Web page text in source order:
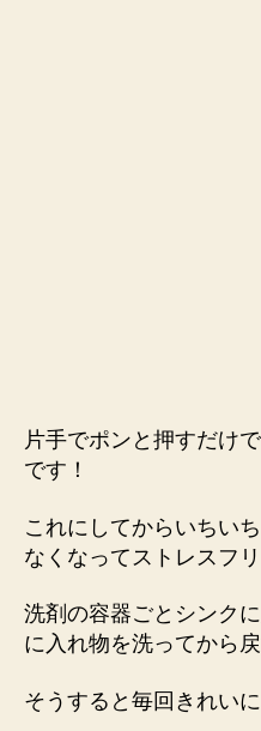
片手でポンと押すだけ
です！
これにしてからいちい
なくなってストレスフ
洗剤の容器ごとシンク
に入れ物を洗ってから
そうすると毎回きれい